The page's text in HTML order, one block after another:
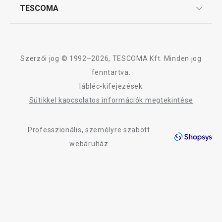
A myDRINK termékcsalád összes terméke
Reklamáció és termékvisszaküldés
TESCOMA
Adatkezelési Tájékoztató
Szerzői jog © 1992–2026, TESCOMA Kft. Minden jog
fenntartva.
lábléc-kifejezések
Sütikkel kapcsolatos információk megtekintése
Professzionális, személyre szabott
webáruház